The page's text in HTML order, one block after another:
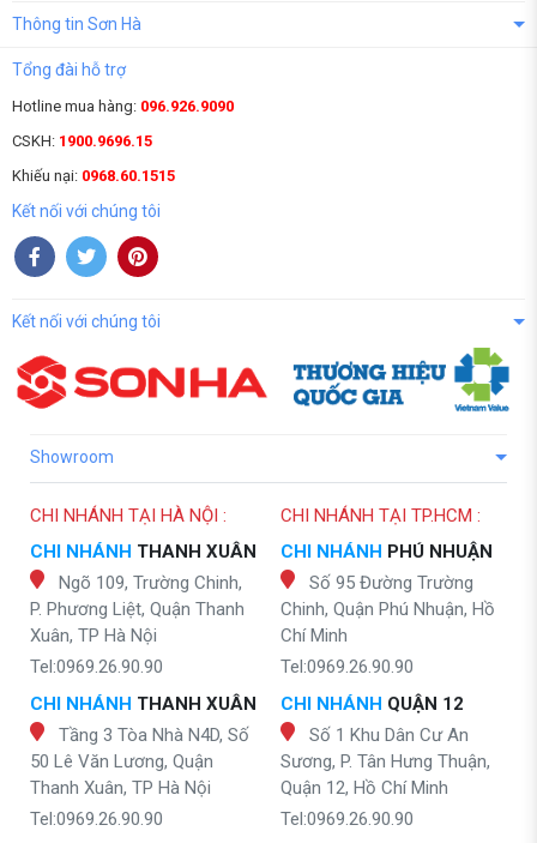
Thông tin Sơn Hà
Tổng đài hỗ trợ
Hotline mua hàng: 096.926.9090
CSKH: 1900.9696.15
Khiếu nại: 0968.60.1515
Kết nối với chúng tôi
Kết nối với chúng tôi
Showroom
CHI NHÁNH TẠI HÀ NỘI :
CHI NHÁNH THANH XUÂN
Ngõ 109, Trường Chinh,
P. Phương Liệt, Quận Thanh
Xuân, TP Hà Nội
Tel:0969.26.90.90
CHI NHÁNH THANH XUÂN
Tầng 3 Tòa Nhà N4D, Số
50 Lê Văn Lương, Quận
Thanh Xuân, TP Hà Nội
Tel:0969.26.90.90
CHI NHÁNH TẠI TP.HCM :
CHI NHÁNH PHÚ NHUẬN
Số 95 Đường Trường
Chinh, Quận Phú Nhuận, Hồ
Chí Minh
Tel:0969.26.90.90
CHI NHÁNH QUẬN 12
Số 1 Khu Dân Cư An
Sương, P. Tân Hưng Thuận,
Quận 12, Hồ Chí Minh
Tel:0969.26.90.90